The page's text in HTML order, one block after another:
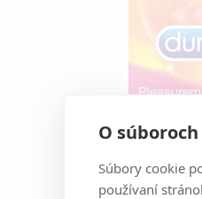
Tvár
O
Súbory cookie
používaní